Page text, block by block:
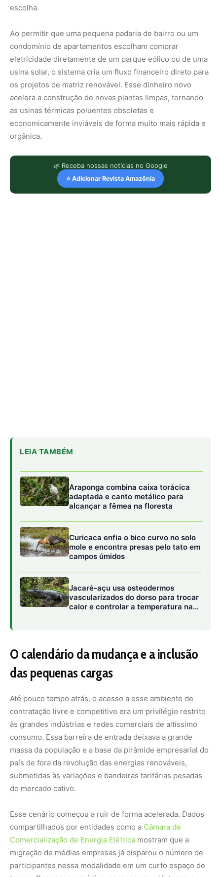
escolha.
Ao permitir que uma pequena padaria de bairro ou um
condomínio de apartamentos escolham comprar
eletricidade diretamente de um parque eólico ou de uma
usina solar, o sistema cria um fluxo financeiro direto para
os projetos de matriz renovável. Esse dinheiro novo
acelera a construção de novas plantas limpas, tornando
as usinas térmicas poluentes obsoletas e
economicamente inviáveis de forma muito mais rápida e
orgânica.
🌿 Receba nossas notícias no Google
⭐ Adicionar Revista Amazônia
Amazônia
O calendário da mudança e a inclusão
das pequenas cargas
Até pouco tempo atrás, o acesso a esse ambiente de
contratação livre e competitivo era um privilégio restrito
às grandes indústrias e redes comerciais de altíssimo
consumo. Essa barreira de entrada deixava a grande
massa da população e a base da pirâmide empresarial do
país de fora da revolução das energias renováveis,
submetidas às variações e bandeiras tarifárias pesadas
do mercado cativo.
Esse cenário começou a ruir de forma acelerada. Dados
compartilhados por entidades como a
Comercialização de Energia Elétrica
participantes nessa modalidade em um curto espaço de
tempo. Pequenas e médias empresas que já deram o
salto relatam não apenas uma redução drástica nos
custos operacionais mensais, mas também uma queda
imediata em suas métricas de emissão de poluentes.